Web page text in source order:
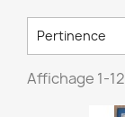
Pertinence
Affichage 1-